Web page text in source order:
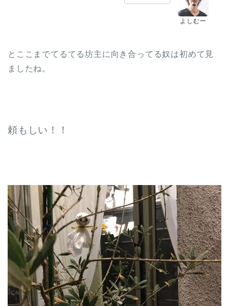
よしむー
とここまでてるてる坊主に向き合ってる奴は初めて見
ましたね。
頼もしい！！